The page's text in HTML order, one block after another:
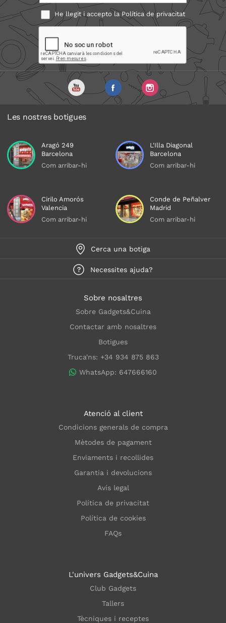
He llegit i accepto laPolítica de privacitat
Les nostres botigues
Aragó 249
Barcelona
Com arribar-hi
L'Illa Diagonal
Barcelona
Com arribar-hi
Cirilo Amorós
Valencia
Com arribar-hi
Conde de Peñalver
Madrid
Com arribar-hi
Cerca una botiga
Necessites ajuda?
Sobre nosaltres
Sobre Gadgets&Cuina
Contactar amb nosaltres
Botigues
Truca'ns: +34 934 875 863
WhatsApp: 647666160
Atenció al client
Condicions generals de compra
Mètodes de pagament
Enviaments i recollides
Garantia i devolucions
Avís legal
Política de privacitat
Política de cookies
FAQs
L'univers Gadgets&Cuina
Club Gadgets
Tallers
Tècniques i receptes